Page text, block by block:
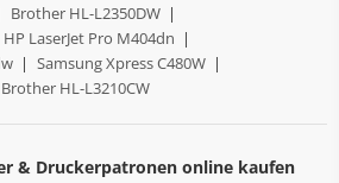
Brother HL-L2350DW |
HP LaserJet Pro M404dn |
| Samsung Xpress C480W |
Brother HL-L3210CW
& Druckerpatronen online kaufen